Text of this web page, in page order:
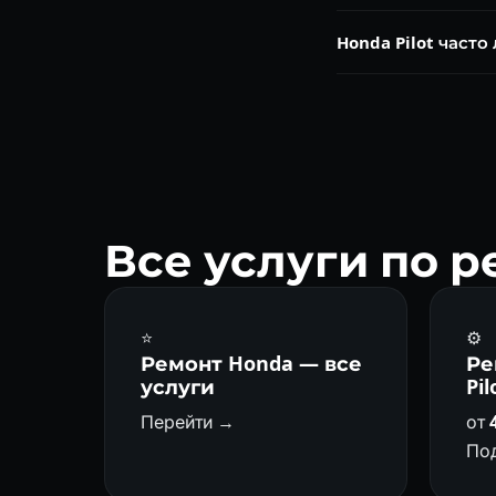
(PSHM) — Honda ATF
Honda Pilot часто
Все услуги по
⭐
Ремонт Honda — все
услуги
Перейти →
⚙️
от